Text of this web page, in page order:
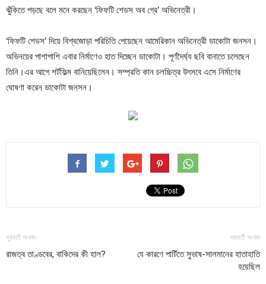
ঝুঁকিতে পড়ছে বলে মনে করছেন ‘ফিফটি শেডস অব গ্রে’ অভিনেত্রী।
‘ফিফটি শেডস’ দিয়ে বিশ্বজোড়া পরিচিতি পেয়েছেন আমেরিকান অভিনেত্রী ডাকোটা জনসন।
অভিনয়ের পাশাপাশি এবার নির্মাণেও হাত দিচ্ছেন ডাকোটা। পূর্ণদৈর্ঘ্য ছবি বানাতে চলেছেন
তিনি।এর আগে শর্টফিল্ম বানিয়েছিলেন। সম্প্রতি কান চলচ্চিত্র উৎসবে এসে নির্মাণের
ঘোষণা করেন ডাকোটা জনসন।
পূর্ববর্তী সংবাদ
রাজত্ব তাণ্ডবের, বাকিদের কী হাল?
পরবর্তী সংবাদ
যে কারণে পার্টিতে সুভাষ-সালমানের হাতাহাতি
হয়েছিল